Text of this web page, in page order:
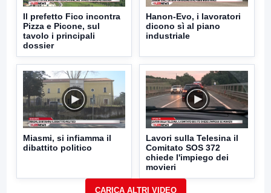
Il prefetto Fico incontra
Pizza e Picone, sul
tavolo i principali
dossier
Hanon-Evo, i lavoratori
dicono sì al piano
industriale
Miasmi, si infiamma il
dibattito politico
Lavori sulla Telesina il
Comitato SOS 372
chiede l'impiego dei
movieri